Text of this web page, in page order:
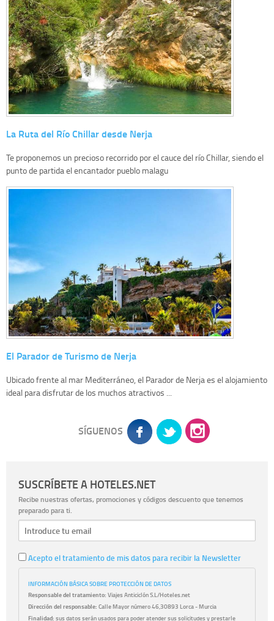
La Ruta del Río Chillar desde Nerja
Te proponemos un precioso recorrido por el cauce del río Chillar, siendo el
punto de partida el encantador pueblo malagu
El Parador de Turismo de Nerja
Ubicado frente al mar Mediterráneo, el Parador de Nerja es el alojamiento
ideal para disfrutar de los muchos atractivos ...
SÍGUENOS
SUSCRÍBETE A HOTELES.NET
Recibe nuestras ofertas, promociones y códigos descuento que tenemos
preparado para ti.
Acepto el tratamiento de mis datos para recibir la Newsletter
INFORMACIÓN BÁSICA SOBRE PROTECCIÓN DE DATOS
Responsable del tratamiento: Viajes Anticiclón S.L/Hoteles.net
Dirección del responsable: Calle Mayor número 46,30893 Lorca - Murcia
Finalidad: sus datos serán usados para poder atender sus solicitudes y prestarle